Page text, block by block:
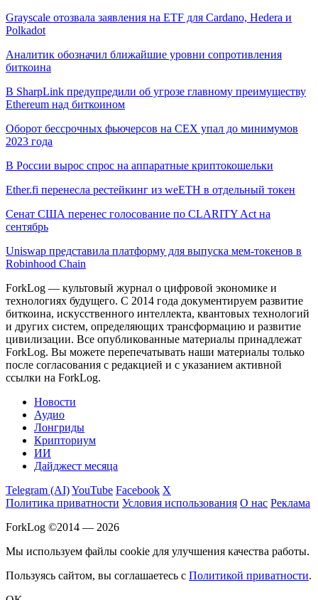
Grayscale отозвала заявления на ETF для Cardano, Hedera и
Polkadot
Аналитик обозначил ближайшие уровни сопротивления
биткоина
В SharpLink предупредили об угрозе главному преимуществу
Ethereum над биткоином
Оборот бессрочных фьючерсов на CEX упал до минимумов
2023 года
В России вырос спрос на аппаратные криптокошельки
Ether.fi перенесла рестейкинг из weETH в отдельный токен
Сенат США перенес голосование по CLARITY Act на
сентябрь
Uniswap представила платформу для выпуска мем-токенов в
Robinhood Chain
ForkLog — культовый журнал о цифровой экономике и
технологиях будущего. С 2014 года документируем развитие
биткоина, искусственного интеллекта, квантовых технологий
и других систем, определяющих трансформацию и развитие
цивилизации. Все опубликованные материалы принадлежат
ForkLog. Вы можете перепечатывать наши материалы только
после согласования с редакцией и с указанием активной
ссылки на ForkLog.
Новости
Аудио
Лонгриды
Крипториум
ИИ
Дайджест месяца
Telegram (AI)YouTube Facebook X
Политика приватности Условия использования О нас Реклама
ForkLog ©2014 — 2026
Мы используем файлы cookie для улучшения качества работы.
Пользуясь сайтом, вы соглашаетесь с Политикой приватности.